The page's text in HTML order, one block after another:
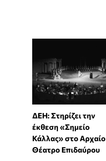
ΔΕΗ: Στηρίζει την
έκθεση «Σημείο
Κάλλας» στο Αρχαίο
Θέατρο Επιδαύρου